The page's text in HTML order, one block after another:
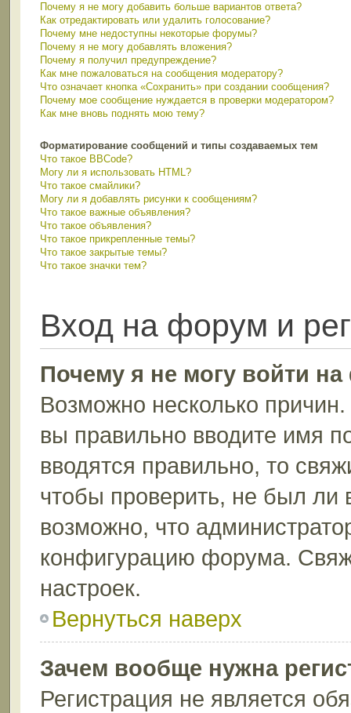
Почему я не могу добавить больше вариантов ответа?
Как отредактировать или удалить голосование?
Почему мне недоступны некоторые форумы?
Почему я не могу добавлять вложения?
Почему я получил предупреждение?
Как мне пожаловаться на сообщения модератору?
Что означает кнопка «Сохранить» при создании сообщения?
Почему мое сообщение нуждается в проверки модератором?
Как мне вновь поднять мою тему?
Форматирование сообщений и типы создаваемых тем
Что такое BBCode?
Могу ли я использовать HTML?
Что такое смайлики?
Могу ли я добавлять рисунки к сообщениям?
Что такое важные объявления?
Что такое объявления?
Что такое прикрепленные темы?
Что такое закрытые темы?
Что такое значки тем?
Вход на форум и
Почему я не могу войти
Возможно несколько
вы правильно вводите имя
вводятся правильно, то
чтобы проверить, не был ли
возможно, что
конфигурацию форума.
настроек.
Вернуться наверх
Зачем вообще нужна
Регистрация не является